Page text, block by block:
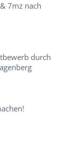
7mz nach
durch